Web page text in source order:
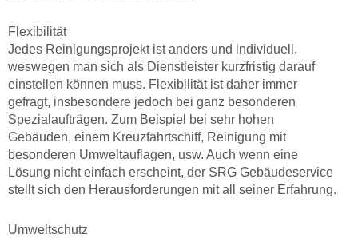
Flexibilität
Jedes Reinigungsprojekt ist anders und individuell,
weswegen man sich als Dienstleister kurzfristig darauf
einstellen können muss. Flexibilität ist daher immer
gefragt, insbesondere jedoch bei ganz besonderen
Spezialaufträgen. Zum Beispiel bei sehr hohen
Gebäuden, einem Kreuzfahrtschiff, Reinigung mit
besonderen Umweltauflagen, usw. Auch wenn eine
Lösung nicht einfach erscheint, der SRG Gebäudeservice
stellt sich den Herausforderungen mit all seiner Erfahrung.
Umweltschutz